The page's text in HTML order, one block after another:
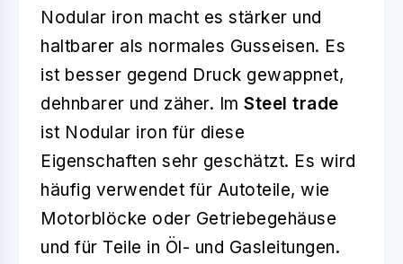
Nodular iron macht es stärker und
haltbarer als normales Gusseisen. Es
ist besser gegend Druck gewappnet,
dehnbarer und zäher. Im Steel trade
ist Nodular iron für diese
Eigenschaften sehr geschätzt. Es wird
häufig verwendet für Autoteile, wie
Motorblöcke oder Getriebegehäuse
und für Teile in Öl- und Gasleitungen.